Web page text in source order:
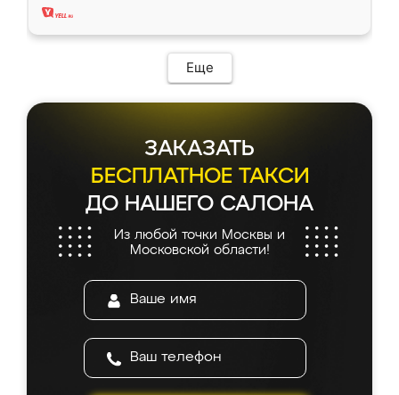
Еще
ЗАКАЗАТЬ
БЕСПЛАТНОЕ ТАКСИ
ДО НАШЕГО САЛОНА
Из любой точки Москвы и
Московской области!